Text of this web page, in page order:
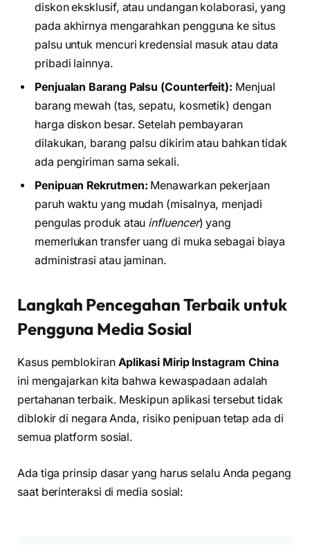
diskon eksklusif, atau undangan kolaborasi, yang
pada akhirnya mengarahkan pengguna ke situs
palsu untuk mencuri kredensial masuk atau data
pribadi lainnya.
Penjualan Barang Palsu (Counterfeit): Menjual
barang mewah (tas, sepatu, kosmetik) dengan
harga diskon besar. Setelah pembayaran
dilakukan, barang palsu dikirim atau bahkan tidak
ada pengiriman sama sekali.
Penipuan Rekrutmen: Menawarkan pekerjaan
paruh waktu yang mudah (misalnya, menjadi
pengulas produk atau influencer) yang
memerlukan transfer uang di muka sebagai biaya
administrasi atau jaminan.
Langkah Pencegahan Terbaik untuk
Pengguna Media Sosial
Kasus pemblokiran Aplikasi Mirip Instagram China
ini mengajarkan kita bahwa kewaspadaan adalah
pertahanan terbaik. Meskipun aplikasi tersebut tidak
diblokir di negara Anda, risiko penipuan tetap ada di
semua platform sosial.
Ada tiga prinsip dasar yang harus selalu Anda pegang
saat berinteraksi di media sosial: